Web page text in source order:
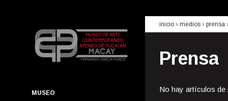
MUSEO
inicio › medios › prensa
Prensa
No hay artículos de